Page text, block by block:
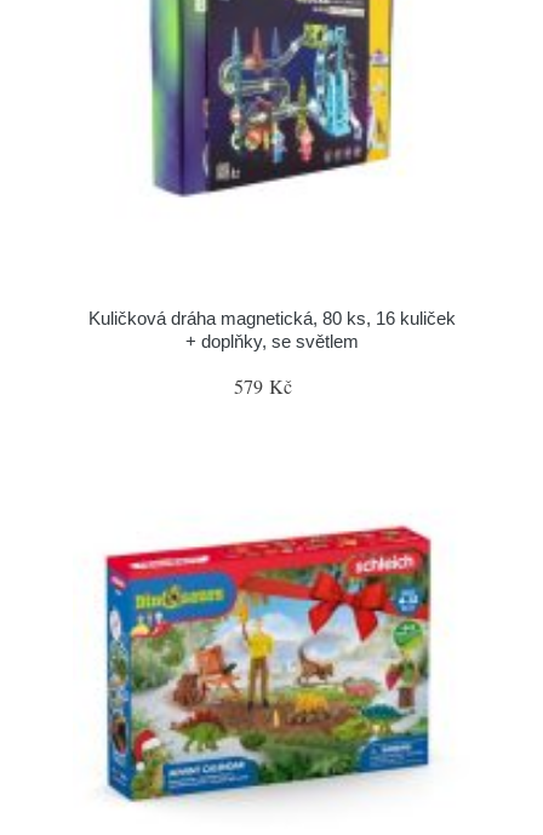
Kuličková dráha magnetická, 80 ks, 16 kuliček
+ doplňky, se světlem
579 Kč